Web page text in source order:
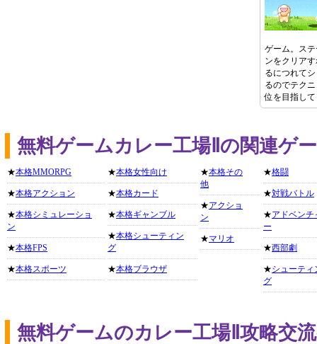
ゲーム。ス
ンをクリア
るにつれて
るのでテク
位を目指し
無料ゲームカレー工場Ⅱの関連ゲ
★本格MMORPG
★本格アクション
★本格シミュレーショ
ン
★本格FPS
★本格スポーツ
★本格女性向け
★本格カード
★本格ギャンブル
★本格シューティン
グ
★本格ブラウザ
★本格その
他
★アクショ
ン
★マリオ
★格闘
★対戦バトル
★アドベンチ
ー
★西部劇
★シューティ
グ
無料ゲームのカレー工場Ⅱ攻略交